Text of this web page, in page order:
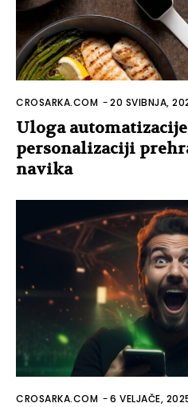
CROSARKA.COM -20 SVIBNJA,
Uloga
personalizaciji
navika
CROSARKA.COM -6 VELJAČE,